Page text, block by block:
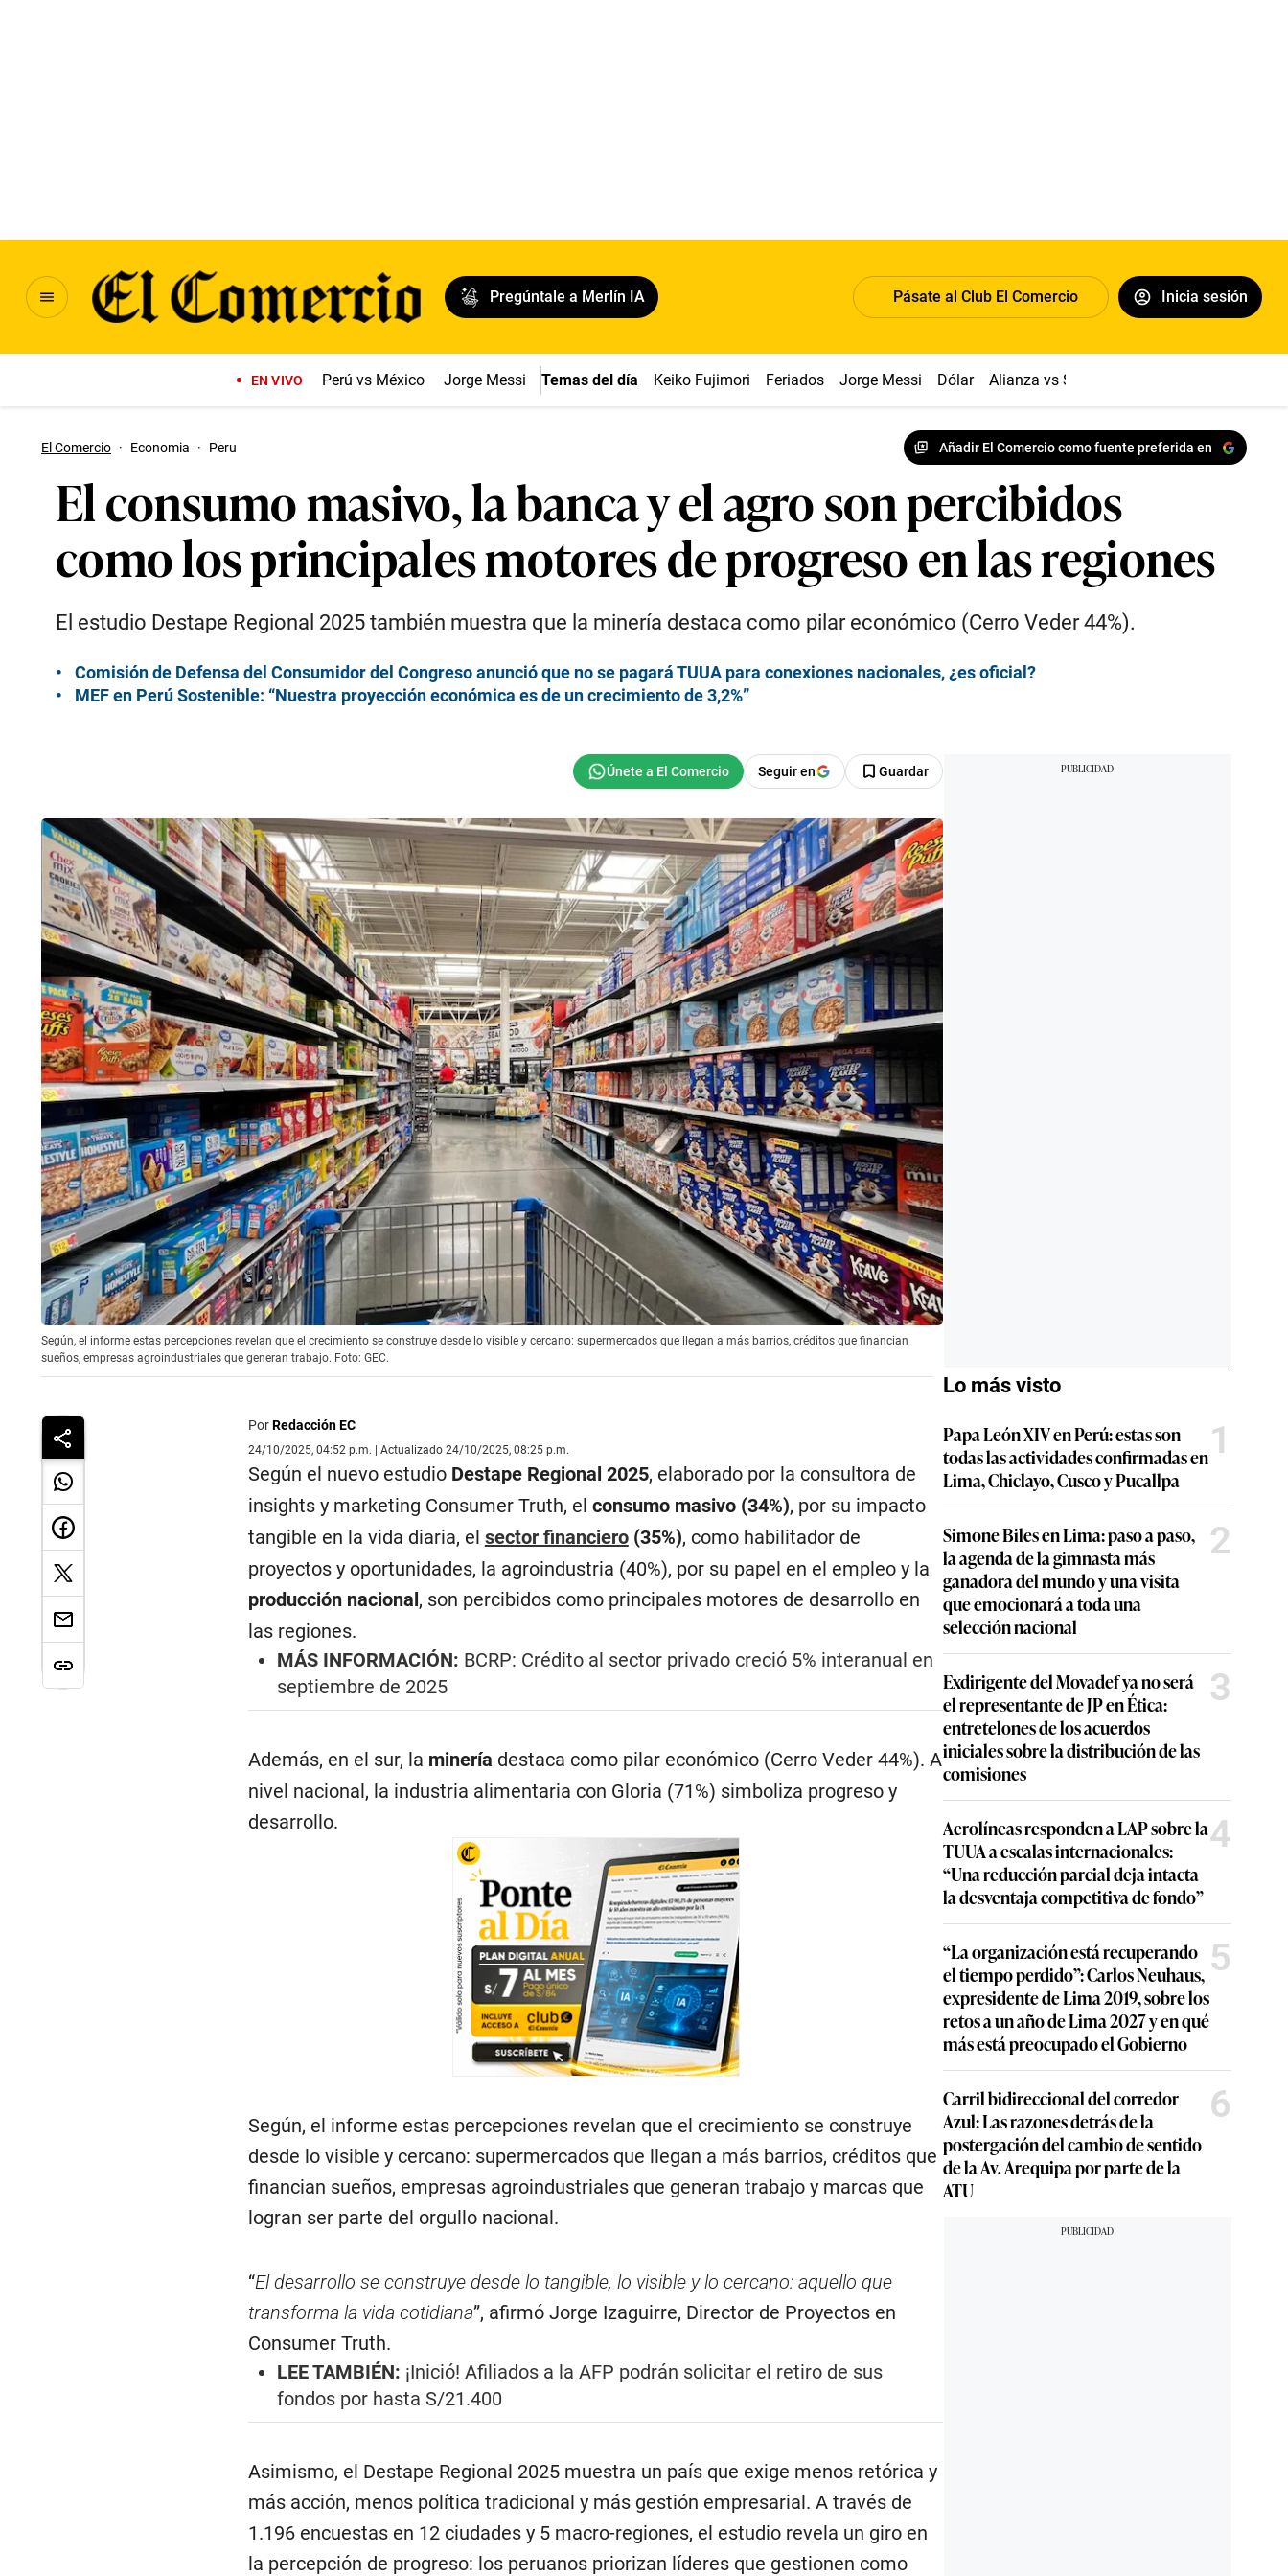
Pregúntale a Merlín IA Pásate al Club El Comercio Inicia sesión
EN VIVO Perú vs México Jorge Messi Temas del día Keiko Fujimori Feriados Jorge Messi Dólar Alianza vs Sport Boys
El Comercio · Economia · Peru Añadir El Comercio como fuente preferida en
El consumo masivo, la banca y el agro son percibidos
como los principales motores de progreso en las regiones
El estudio Destape Regional 2025 también muestra que la minería destaca como pilar económico (Cerro Veder 44%).
Comisión de Defensa del Consumidor del Congreso anunció que no se pagará TUUA para conexiones nacionales, ¿es oficial?
MEF en Perú Sostenible: “Nuestra proyección económica es de un crecimiento de 3,2%”
Seguir en Guardar
Según, el informe estas percepciones revelan que el crecimiento se construye desde lo visible y cercano: supermercados que llegan a más barrios, créditos que financian
sueños, empresas agroindustriales que generan trabajo. Foto: GEC.
PorRedacción EC
24/10/2025, 04:52 p.m. | Actualizado 24/10/2025, 08:25 p.m.
Según el nuevo estudio Destape Regional 2025, elaborado por la consultora de
insights y marketing Consumer Truth, el consumo masivo (34%), por su impacto
tangible en la vida diaria, el sector financiero(35%), como habilitador de
proyectos y oportunidades, la agroindustria (40%), por su papel en el empleo y la
producción nacional, son percibidos como principales motores de desarrollo en
las regiones.
MÁS INFORMACIÓN: BCRP: Crédito al sector privado creció 5% interanual en
septiembre de 2025
Además, en el sur, la minería destaca como pilar económico (Cerro Veder 44%). A
nivel nacional, la industria alimentaria con Gloria (71%) simboliza progreso y
desarrollo.
Según, el informe estas percepciones revelan que el crecimiento se construye
desde lo visible y cercano: supermercados que llegan a más barrios, créditos que
financian sueños, empresas agroindustriales que generan trabajo y marcas que
logran ser parte del orgullo nacional.
“El desarrollo se construye desde lo tangible, lo visible y lo cercano: aquello que
transforma la vida cotidiana”, afirmó Jorge Izaguirre, Director de Proyectos en
Consumer Truth.
LEE TAMBIÉN: ¡Inició! Afiliados a la AFP podrán solicitar el retiro de sus
fondos por hasta S/21.400
Asimismo, el Destape Regional 2025 muestra un país que exige menos retórica y
más acción, menos política tradicional y más gestión empresarial. A través de
1.196 encuestas en 12 ciudades y 5 macro-regiones, el estudio revela un giro en
la percepción de progreso: los peruanos priorizan líderes que gestionen como
Lo más visto
Papa León XIV en Perú: estas son
todas las actividades confirmadas en
Lima, Chiclayo, Cusco y Pucallpa
1
Simone Biles en Lima: paso a paso,
la agenda de la gimnasta más
ganadora del mundo y una visita
que emocionará a toda una
selección nacional
2
Exdirigente del Movadef ya no será
el representante de JP en Ética:
entretelones de los acuerdos
iniciales sobre la distribución de las
comisiones
3
Aerolíneas responden a LAP sobre la
TUUA a escalas internacionales:
“Una reducción parcial deja intacta
la desventaja competitiva de fondo”
4
“La organización está recuperando
el tiempo perdido”: Carlos Neuhaus,
expresidente de Lima 2019, sobre los
retos a un año de Lima 2027 y en qué
más está preocupado el Gobierno
5
Carril bidireccional del corredor
Azul: Las razones detrás de la
postergación del cambio de sentido
de la Av. Arequipa por parte de la
ATU
6